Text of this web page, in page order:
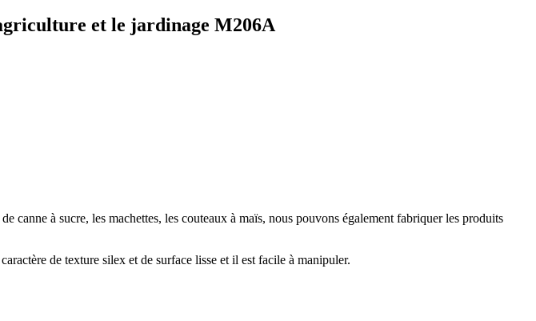
et le jardinage M206A
à sucre, les machettes, les couteaux à maïs, nous pouvons également fabriquer les produits
de texture silex et de surface lisse et il est facile à manipuler.